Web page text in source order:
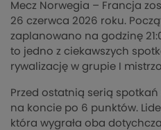
Mecz Norwegia – Francja
26 czerwca 2026 roku.
zaplanowano na godzinę
to jedno z ciekawszych
rywalizację w grupie I
Przed ostatnią serią
na koncie po 6 punktów.
która wygrała oba